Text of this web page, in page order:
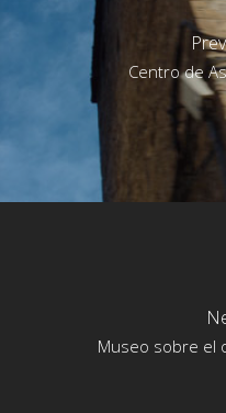
Centro de
Museo sobre el